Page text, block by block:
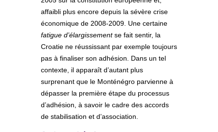
affaibli plus encore depuis la sévère crise
économique de 2008-2009. Une certaine
fatigue d’élargissementse fait sentir, la
Croatie ne réussissant par exemple toujours
pas à finaliser son adhésion. Dans un tel
contexte, il apparaît d’autant plus
surprenant que le Monténégro parvienne à
dépasser la première étape du processus
d’adhésion, à savoir le cadre des accords
de stabilisation et d’association.